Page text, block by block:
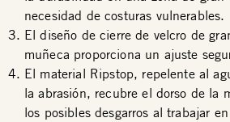
necesidad de costuras vulnerables.
El diseño de cierre de velcro de
muñeca proporciona un ajuste
El material Ripstop, repelente al
la abrasión, recubre el dorso de la
los posibles desgarros al trabajar